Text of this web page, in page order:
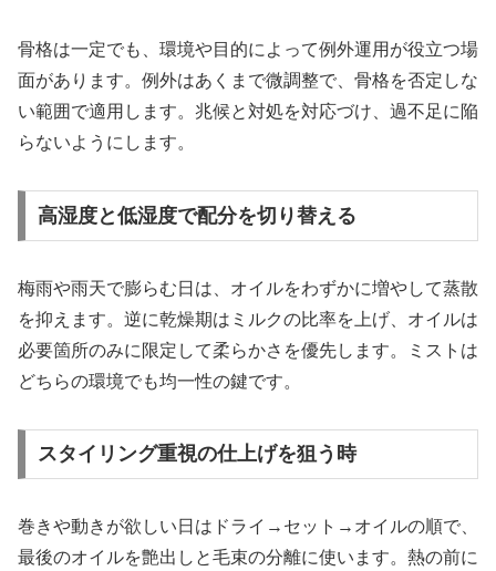
骨格は一定でも、環境や目的によって例外運用が役立つ場
面があります。例外はあくまで微調整で、骨格を否定しな
い範囲で適用します。兆候と対処を対応づけ、過不足に陥
らないようにします。
高湿度と低湿度で配分を切り替える
梅雨や雨天で膨らむ日は、オイルをわずかに増やして蒸散
を抑えます。逆に乾燥期はミルクの比率を上げ、オイルは
必要箇所のみに限定して柔らかさを優先します。ミストは
どちらの環境でも均一性の鍵です。
スタイリング重視の仕上げを狙う時
巻きや動きが欲しい日はドライ→セット→オイルの順で、
最後のオイルを艶出しと毛束の分離に使います。熱の前に